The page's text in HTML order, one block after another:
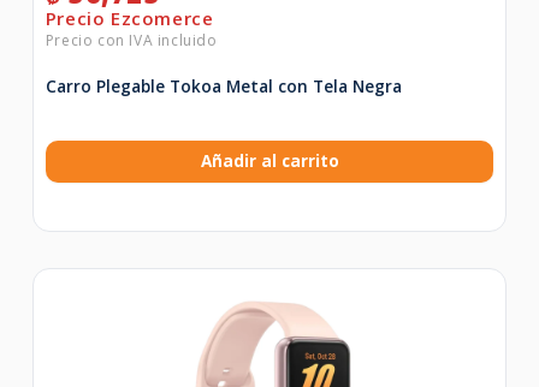
Carro Plegable Tokoa Metal con Tela Negra
Añadir al carrito